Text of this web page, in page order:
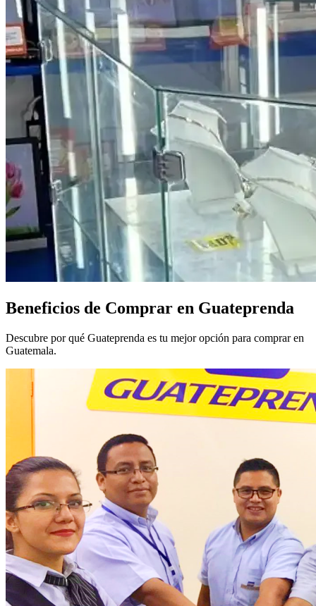
Beneficios de Comprar en Guateprenda
Descubre por qué Guateprenda es tu mejor opción para comprar en
Guatemala.